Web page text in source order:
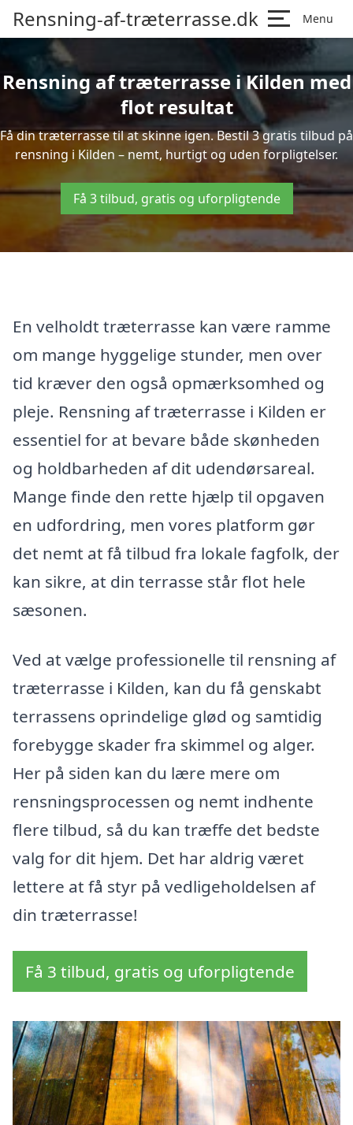
Rensning-af-træterrasse.dk Menu
Rensning af træterrasse i Kilden med
flot resultat
Få din træterrasse til at skinne igen. Bestil 3 gratis tilbud på
rensning i Kilden – nemt, hurtigt og uden forpligtelser.
Få 3 tilbud, gratis og uforpligtende
En velholdt træterrasse kan være ramme
om mange hyggelige stunder, men over
tid kræver den også opmærksomhed og
pleje. Rensning af træterrasse i Kilden er
essentiel for at bevare både skønheden
og holdbarheden af dit udendørsareal.
Mange finde den rette hjælp til opgaven
en udfordring, men vores platform gør
det nemt at få tilbud fra lokale fagfolk, der
kan sikre, at din terrasse står flot hele
sæsonen.
Ved at vælge professionelle til rensning af
træterrasse i Kilden, kan du få genskabt
terrassens oprindelige glød og samtidig
forebygge skader fra skimmel og alger.
Her på siden kan du lære mere om
rensningsprocessen og nemt indhente
flere tilbud, så du kan træffe det bedste
valg for dit hjem. Det har aldrig været
lettere at få styr på vedligeholdelsen af
din træterrasse!
Få 3 tilbud, gratis og uforpligtende